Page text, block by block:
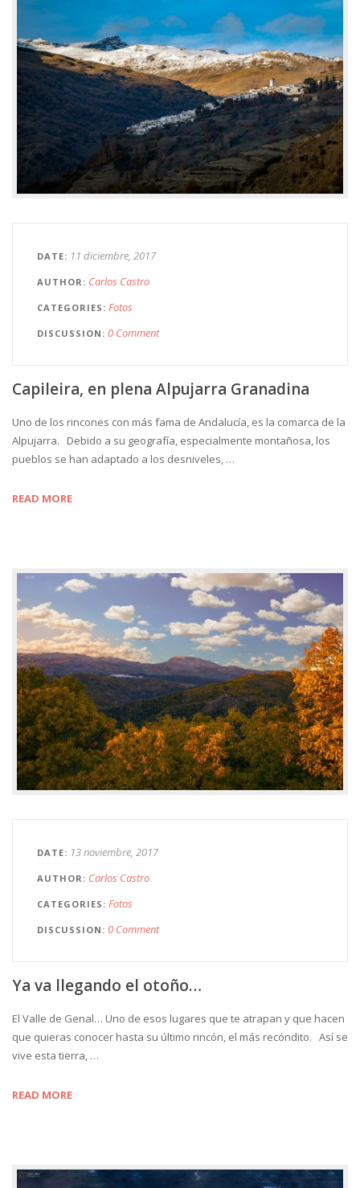
DATE 11 diciembre, 2017
AUTHOR Carlos Castro
CATEGORIES Fotos
DISCUSSION 0 Comment
Capileira, en plena Alpujarra Granadina
Uno de los rincones con más fama de Andalucía, es la comarca de la
Alpujarra. Debido a su geografía, especialmente montañosa, los
pueblos se han adaptado a los desniveles, …
READ MORE
DATE 13 noviembre, 2017
AUTHOR Carlos Castro
CATEGORIES Fotos
DISCUSSION 0 Comment
Ya va llegando el otoño…
El Valle de Genal… Uno de esos lugares que te atrapan y que hacen
que quieras conocer hasta su último rincón, el más recóndito. Así se
vive esta tierra, …
READ MORE